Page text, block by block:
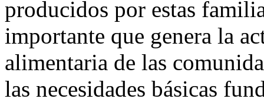
producidos por estas
importante que genera la
alimentaria de las
las necesidades básicas